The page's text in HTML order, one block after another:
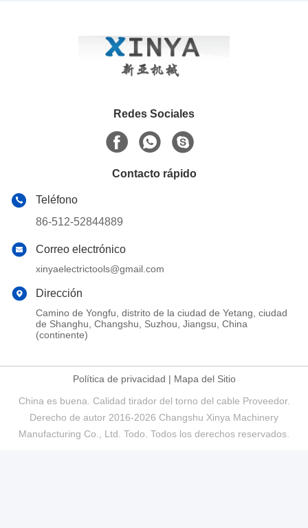
Redes Sociales
Contacto rápido
Teléfono
86-512-52844889
Correo electrónico
xinyaelectrictools@gmail.com
Dirección
Camino de Yongfu, distrito de la ciudad de Yetang, ciudad
de Shanghu, Changshu, Suzhou, Jiangsu, China
(continente)
Política de privacidad | Mapa del Sitio
China es buena. Calidad tirador del torno del cable Proveedor.
Derecho de autor 2016-2026 Changshu Xinya Machinery
Manufacturing Co., Ltd. Todo. Todos los derechos reservados.